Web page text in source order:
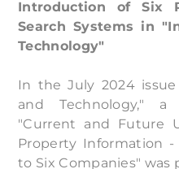
Introduction of Six
Search Systems in
Technology"
In the July 2024
and Technology,"
"Current and Future
Property Information -
to Six Companies" was